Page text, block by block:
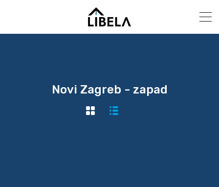
Novi Zagreb - zapad